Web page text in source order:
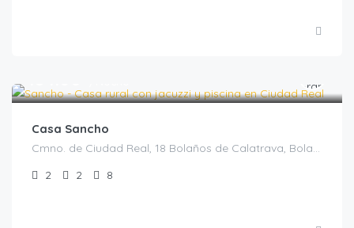
Casa Sancho
Cmno. de Ciudad Real, 18 Bolaños de Calatrava, Bolaños de Calatrava, Casas rurales en Ciudad Real, España
2
2 8